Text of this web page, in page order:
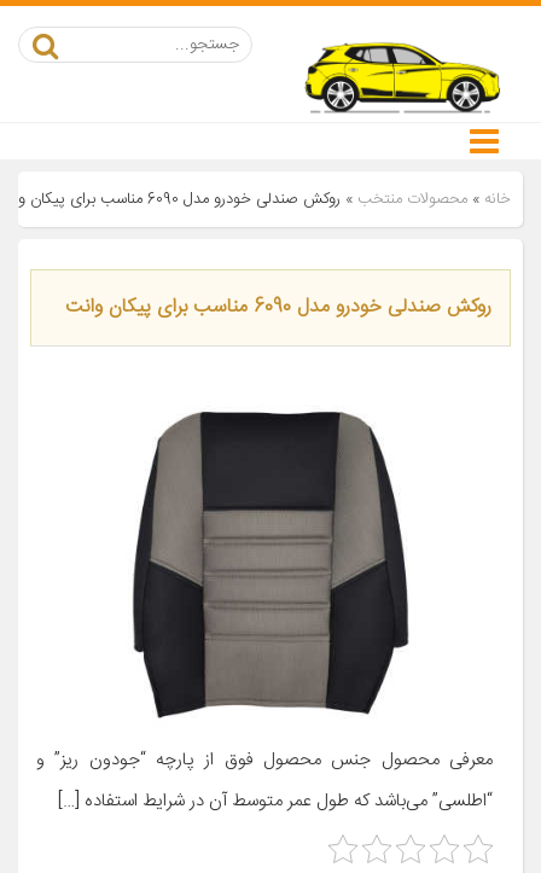
خانه » محصولات منتخب » روکش صندلی خودرو مدل 6090 مناسب برای پیکان وانت
روکش صندلی خودرو مدل 6090 مناسب برای پیکان وانت
معرفی محصول جنس محصول فوق از پارچه “جودون ریز” و
“اطلسی” می‌باشد که طول عمر متوسط آن در شرایط استفاده […]